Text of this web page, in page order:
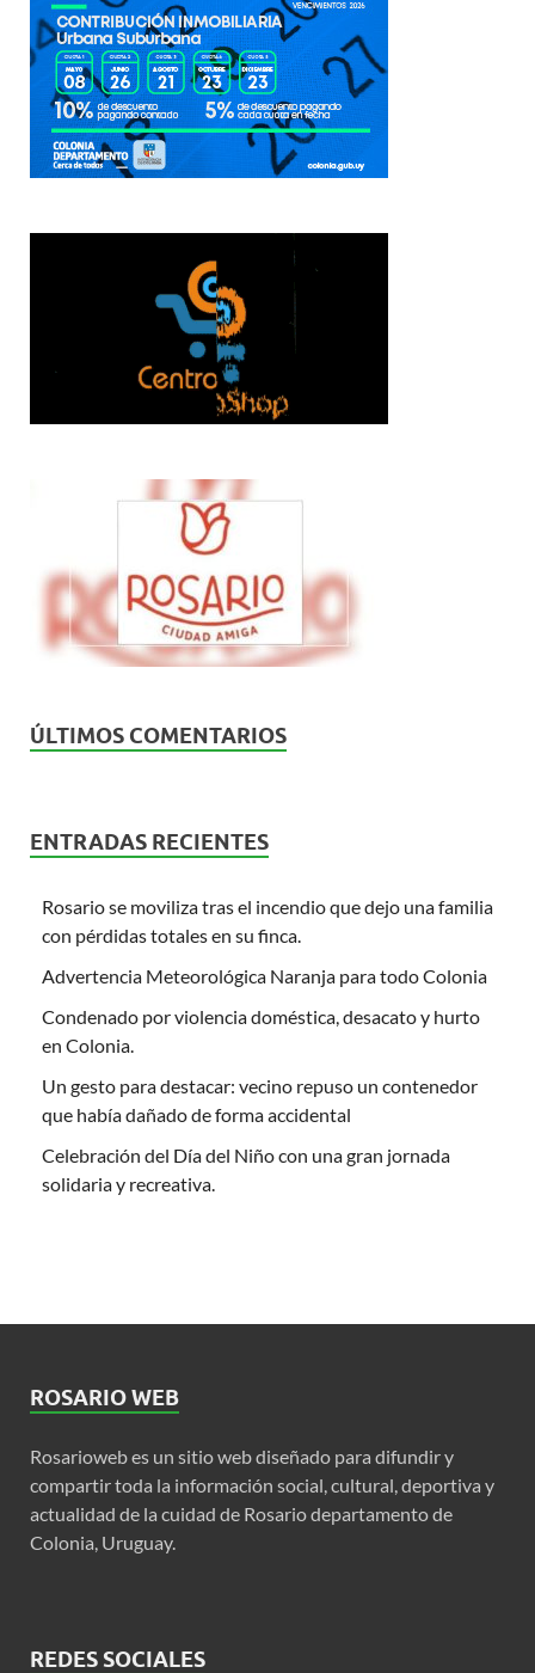
ÚLTIMOS COMENTARIOS
ENTRADAS RECIENTES
Rosario se moviliza tras el incendio que dejo una familia
con pérdidas totales en su finca.
Advertencia Meteorológica Naranja para todo Colonia
Condenado por violencia doméstica, desacato y hurto
en Colonia.
Un gesto para destacar: vecino repuso un contenedor
que había dañado de forma accidental
Celebración del Día del Niño con una gran jornada
solidaria y recreativa.
ROSARIO WEB
Rosarioweb es un sitio web diseñado para difundir y
compartir toda la información social, cultural, deportiva y
actualidad de la cuidad de Rosario departamento de
Colonia, Uruguay.
REDES SOCIALES